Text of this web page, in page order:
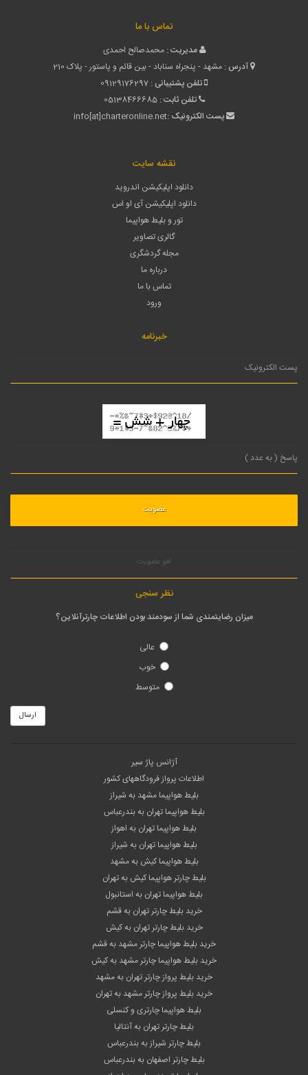
تماس با ما
مدیریت : محمدصالح احمدی
آدرس : مشهد - پنجراه سناباد - بین قائم و پاستور - پلاک 210
تلفن پشتیبانی : 09129176297
تلفن ثابت : 05138466685
پست الکترونیک :info[at]charteronline.net
نقشه سایت
دانلود اپلیکیشن اندروید
دانلود اپلیکیشن آی او اس
تور و بلیط هواپیما
گالری تصاویر
مجله گردشگری
درباره ما
تماس با ما
ورود
خبرنامه
لغو عضویت
نظر سنجی
میزان رضایتمندی شما از سودمند بودن اطلاعات چارترآنلاین؟
عالی
خوب
متوسط
ارسال
آژانس پاژ سیر
اطلاعات پرواز فرودگاههای کشور
بلیط هواپیما مشهد به شیراز
بلیط هواپیما تهران به بندرعباس
بلیط هواپیما تهران به اهواز
بلیط هواپیما تهران به شیراز
بلیط هواپیما کیش به مشهد
بلیط چارتر هواپیما کیش به تهران
بلیط هواپیما تهران به استانبول
خرید بلیط چارتر تهران به قشم
خرید بلیط چارتر تهران به کیش
خرید بلیط هواپیما چارتر مشهد به قشم
خرید بلیط هواپیما چارتر مشهد به کیش
خرید بلیط پرواز چارتر تهران به مشهد
خرید بلیط پرواز چارتر مشهد به تهران
بلیط هواپیما چارتری و کنسلی
بلیط چارتر تهران به آنتالیا
بلیط چارتر شیراز به بندرعباس
بلیط چارتر اصفهان به بندرعباس